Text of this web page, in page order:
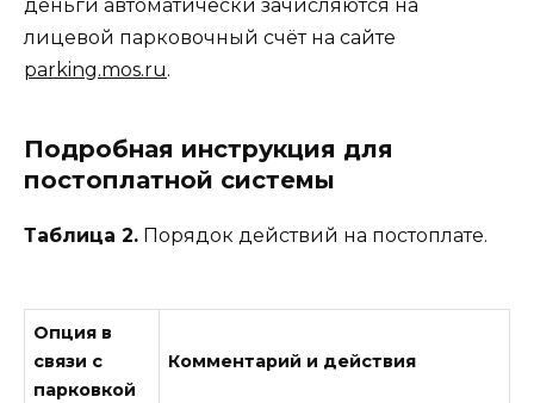
деньги автоматически зачисляются на
лицевой парковочный счёт на сайте
parking.mos.ru.
Подробная инструкция для
постоплатной системы
Таблица 2. Порядок действий на постоплате.
Опция в
связи с
парковкой
Комментарий и действия